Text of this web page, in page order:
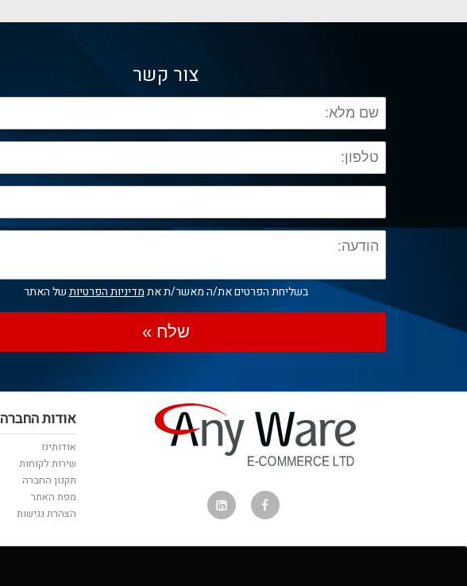
צור קשר
בשליחת הפרטים את/ה מאשר/ת אתמדיניות הפרטיותשל האתר
שלח »
אודות החברה
אודותינו
שירות לקוחות
תקנון החברה
מפת האתר
הצהרת נגישות